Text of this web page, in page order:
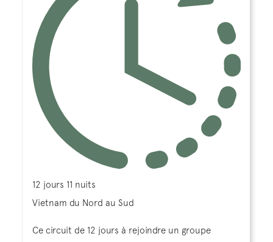
12 jours 11 nuits
Vietnam du Nord au Sud
Ce circuit de 12 jours à rejoindre un groupe